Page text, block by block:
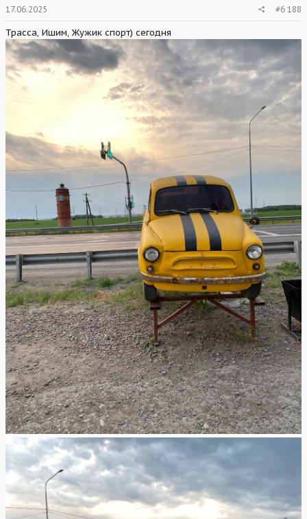
17.06.2025 #6 188
Трасса, Ишим, Жужик спорт) сегодня